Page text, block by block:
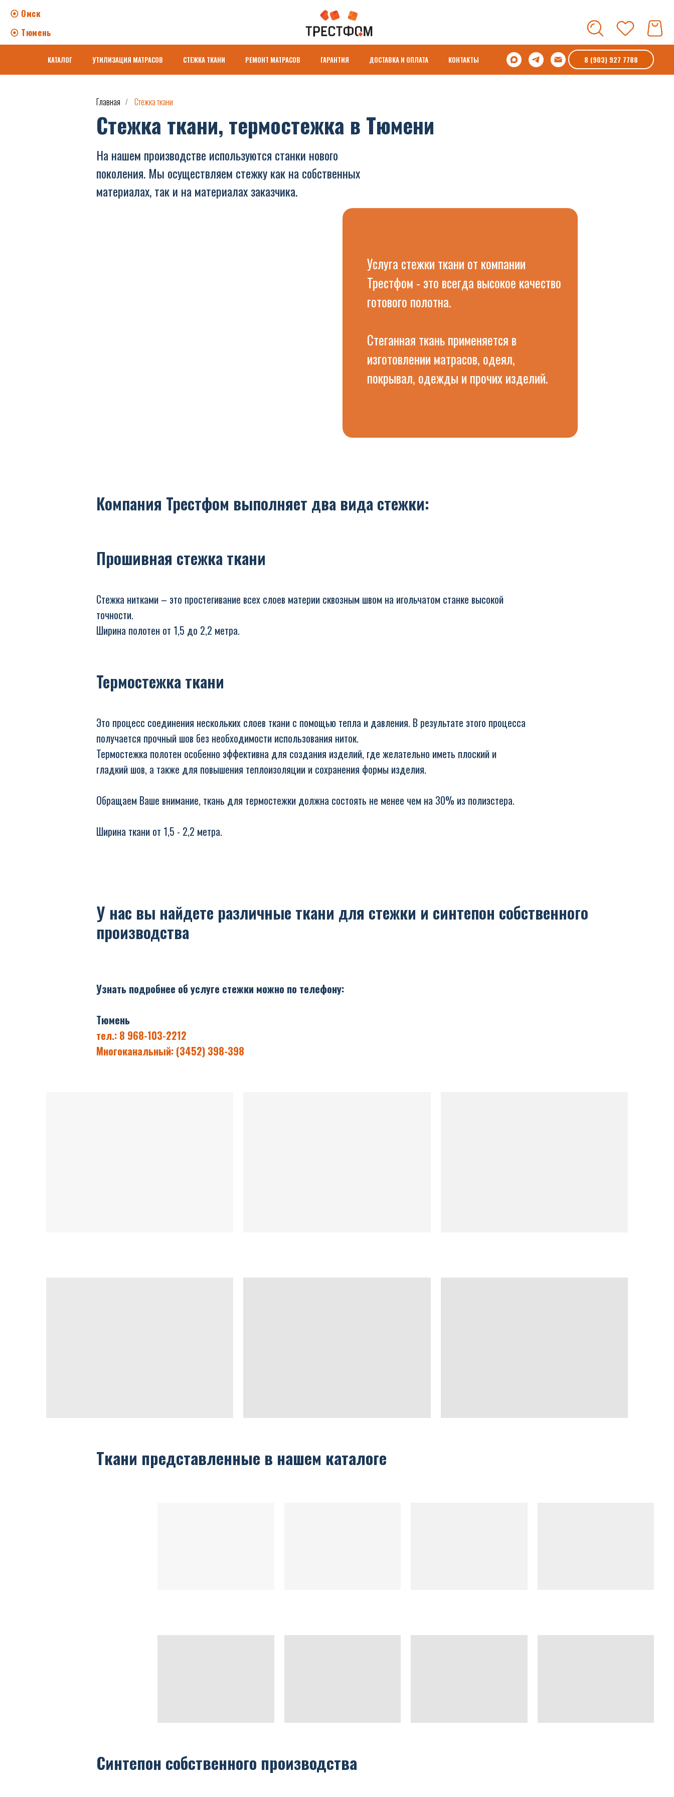
⦿ Омск
⦿ Тюмень
Works
КАТАЛОГ УТИЛИЗАЦИЯ МАТРАСОВ СТЕЖКА ТКАНИ РЕМОНТ МАТРАСОВ ГАРАНТИЯ ДОСТАВКА И ОПЛАТА КОНТАКТЫ 8 (903) 927 7788
Главная / Стежка ткани
Стежка ткани, термостежка в Тюмени
На нашем производстве используются станки нового
поколения. Мы осуществляем стежку как на собственных
материалах, так и на материалах заказчика.
Услуга стежки ткани от компании
Трестфом - это всегда высокое качество
готового полотна.
Стеганная ткань применяется в
изготовлении матрасов, одеял,
покрывал, одежды и прочих изделий.
Компания Трестфом выполняет два вида стежки:
Прошивная стежка ткани
Стежка нитками – это простегивание всех слоев материи сквозным швом на игольчатом станке высокой
точности.
Ширина полотен от 1,5 до 2,2 метра.
Термостежка ткани
Это процесс соединения нескольких слоев ткани с помощью тепла и давления. В результате этого процесса
получается прочный шов без необходимости использования ниток.
Термостежка полотен особенно эффективна для создания изделий, где желательно иметь плоский и
гладкий шов, а также для повышения теплоизоляции и сохранения формы изделия.
Обращаем Ваше внимание, ткань для термостежки должна состоять не менее чем на 30% из полиэстера.
Ширина ткани от 1,5 - 2,2 метра.
У нас вы найдете различные ткани для стежки и синтепон собственного
производства
Узнать подробнее об услуге стежки можно по телефону:
Тюмень
тел.: 8 968-103-2212
Многоканальный: (3452) 398-398
Ткани представленные в нашем каталоге
Синтепон собственного производства